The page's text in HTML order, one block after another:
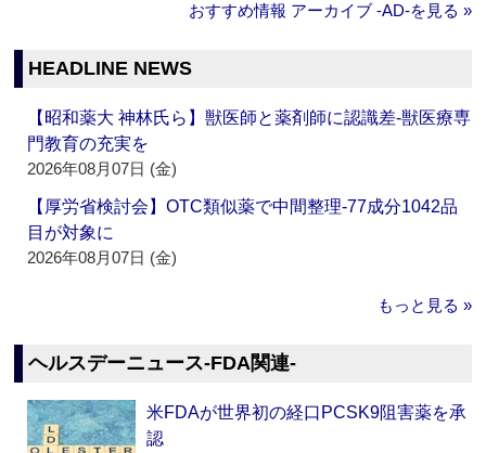
おすすめ情報 アーカイブ ‐AD‐を見る »
HEADLINE NEWS
【昭和薬大 神林氏ら】獣医師と薬剤師に認識差‐獣医療専
門教育の充実を
2026年08月07日 (金)
【厚労省検討会】OTC類似薬で中間整理‐77成分1042品
目が対象に
2026年08月07日 (金)
もっと見る »
ヘルスデーニュース‐FDA関連‐
米FDAが世界初の経口PCSK9阻害薬を承
認